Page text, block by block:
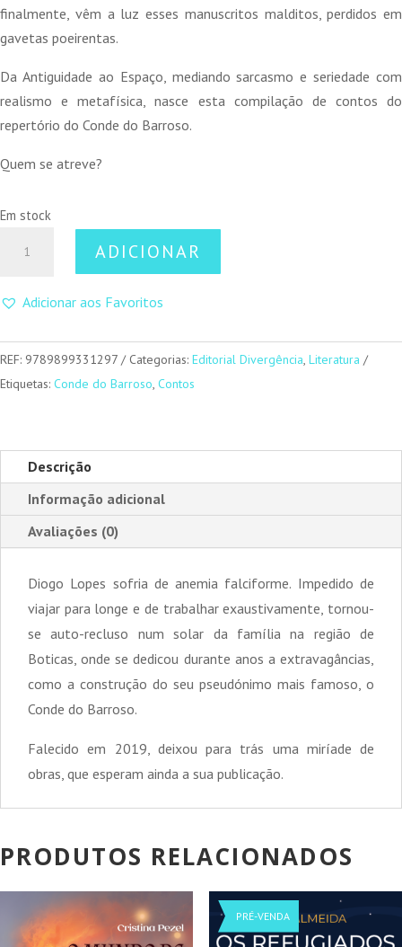
finalmente, vêm a luz esses manuscritos malditos, perdidos em
gavetas poeirentas.
Da Antiguidade ao Espaço, mediando sarcasmo e seriedade com
realismo e metafísica, nasce esta compilação de contos do
repertório do Conde do Barroso.
Quem se atreve?
Em stock
Horribilis
ADICIONAR
Adicionar aos Favoritos
REF: 9789899331297 Categorias: Editorial Divergência Literatura
Etiquetas: Conde do Barroso Contos
Descrição
Informação adicional
Avaliações (0)
Diogo Lopes sofria de anemia falciforme. Impedido de
viajar para longe e de trabalhar exaustivamente, tornou-
se auto-recluso num solar da família na região de
Boticas, onde se dedicou durante anos a extravagâncias,
como a construção do seu pseudónimo mais famoso, o
Conde do Barroso.
Falecido em 2019, deixou para trás uma miríade de
obras, que esperam ainda a sua publicação.
PRODUTOS RELACIONADOS
PROMOÇÃO! PRÉ-VENDA
PROMOÇÃO!